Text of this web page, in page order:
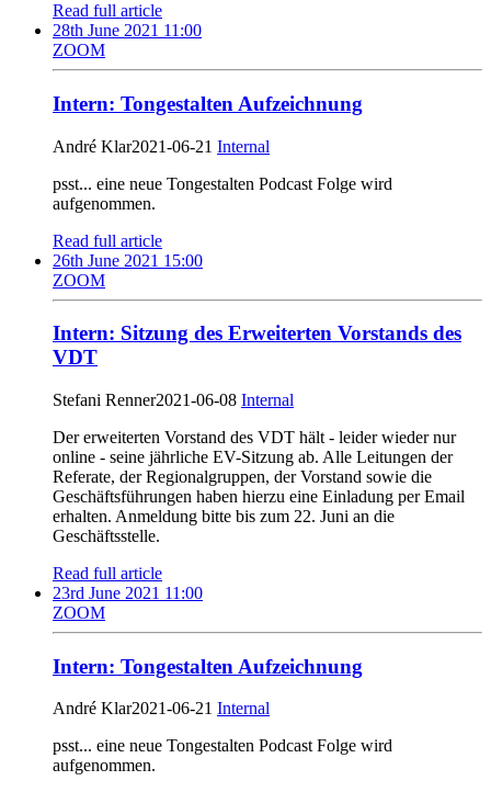
Read full article
28th June 2021 11:00
ZOOM
Intern: Tongestalten Aufzeichnung
André Klar2021-06-21 Internal
psst... eine neue Tongestalten Podcast Folge wird
aufgenommen.
Read full article
26th June 2021 15:00
ZOOM
Intern: Sitzung des Erweiterten Vorstands des
VDT
Stefani Renner2021-06-08 Internal
Der erweiterten Vorstand des VDT hält - leider wieder nur
online - seine jährliche EV-Sitzung ab. Alle Leitungen der
Referate, der Regionalgruppen, der Vorstand sowie die
Geschäftsführungen haben hierzu eine Einladung per Email
erhalten. Anmeldung bitte bis zum 22. Juni an die
Geschäftsstelle.
Read full article
23rd June 2021 11:00
ZOOM
Intern: Tongestalten Aufzeichnung
André Klar2021-06-21 Internal
psst... eine neue Tongestalten Podcast Folge wird
aufgenommen.